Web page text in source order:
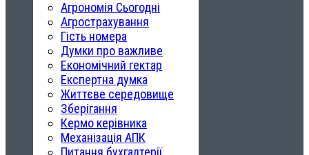
Агрономія Сьогодні
Агрострахування
Гість номера
Думки про важливе
Економічний гектар
Експертна думка
Життєве середовище
Зберігання
Кермо керівника
Механізація АПК
Питання бухгалтерії